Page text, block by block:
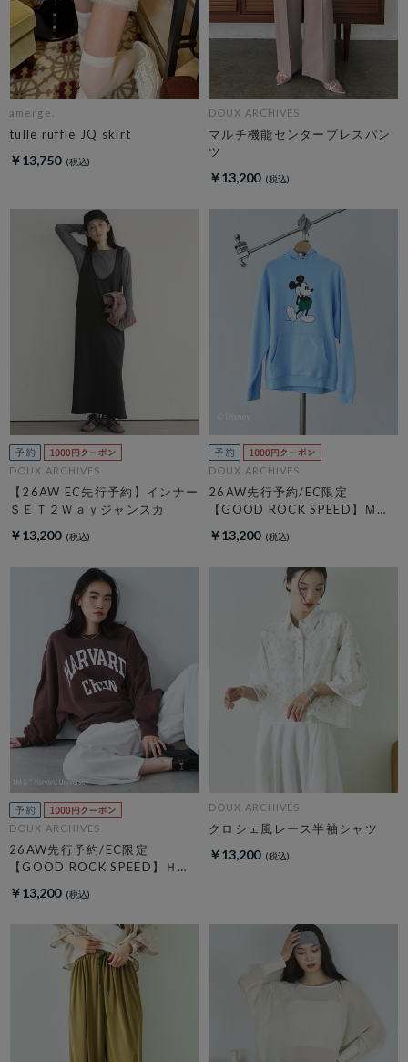
amerge.
tulle ruffle JQ skirt
￥13,750
DOUX ARCHIVES
マルチ機能センタープレスパン
ツ
￥13,200
DOUX ARCHIVES
【26AW EC先行予約】インナー
ＳＥＴ２Ｗａｙジャンスカ
￥13,200
DOUX ARCHIVES
26AW先行予約/EC限定
【GOOD ROCK SPEED】ＭＩ
￥13,200
DOUX ARCHIVES
26AW先行予約/EC限定
【GOOD ROCK SPEED】ＨＡ
￥13,200
DOUX ARCHIVES
クロシェ風レース半袖シャツ
￥13,200